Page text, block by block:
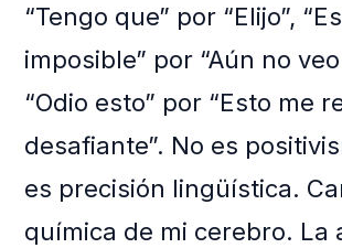
“Tengo que” por “Elijo”, “Es
imposible” por “Aún no veo
“Odio esto” por “Esto me
desafiante”. No es
es precisión lingüística.
química de mi cerebro. La